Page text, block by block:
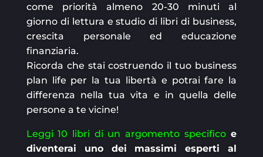
come priorità almeno 20-30 minuti al
giorno di lettura e studio di libri di business,
crescita personale ed educazione
finanziaria.
Ricorda che stai costruendo il tuo business
plan life per la tua libertà e potrai fare la
differenza nella tua vita e in quella delle
persone a te vicine!
Leggi 10 libri di un argomento specificoe
diventerai uno dei massimi esperti al